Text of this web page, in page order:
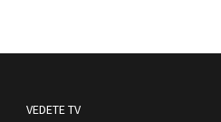
VEDETE TV